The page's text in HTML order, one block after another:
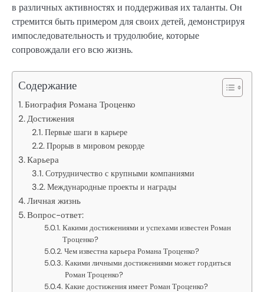
в различных активностях и поддерживая их таланты. Он
стремится быть примером для своих детей, демонстрируя
импоследовательность и трудолюбие, которые
сопровождали его всю жизнь.
Содержание
Биография Романа Троценко
Достижения
Первые шаги в карьере
Прорыв в мировом рекорде
Карьера
Сотрудничество с крупными компаниями
Международные проекты и награды
Личная жизнь
Вопрос-ответ:
Какими достижениями и успехами известен Роман
Троценко?
Чем известна карьера Романа Троценко?
Какими личными достижениями может гордиться
Роман Троценко?
Какие достижения имеет Роман Троценко?